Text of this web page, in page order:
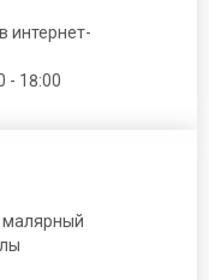
интернет-
- 18:00
малярный